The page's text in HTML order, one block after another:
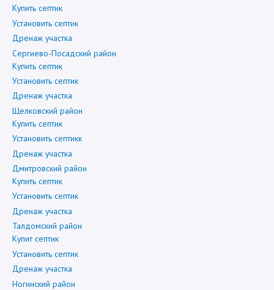
Купить септик
Установить септик
Дренаж участка
Сергиево-Посадский район
Купить септик
Установить септик
Дренаж участка
Щелковский район
Купить септик
Установить септикк
Дренаж участка
Дмитровский район
Купить септик
Установить септик
Дренаж участка
Талдомский район
Купит септик
Установить септик
Дренаж участка
Ногинский район